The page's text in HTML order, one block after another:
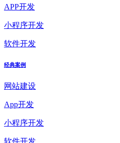
APP开发
小程序开发
软件开发
经典案例
网站建设
App开发
小程序开发
软件开发